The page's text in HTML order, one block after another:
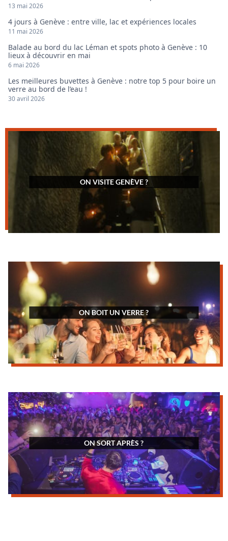
13 mai 2026
4 jours à Genève : entre ville, lac et expériences locales
11 mai 2026
Balade au bord du lac Léman et spots photo à Genève : 10
lieux à découvrir en mai
6 mai 2026
Les meilleures buvettes à Genève : notre top 5 pour boire un
verre au bord de l’eau !
30 avril 2026
ON VISITE GENÈVE ?
ON BOIT UN VERRE ?
ON SORT APRÈS ?